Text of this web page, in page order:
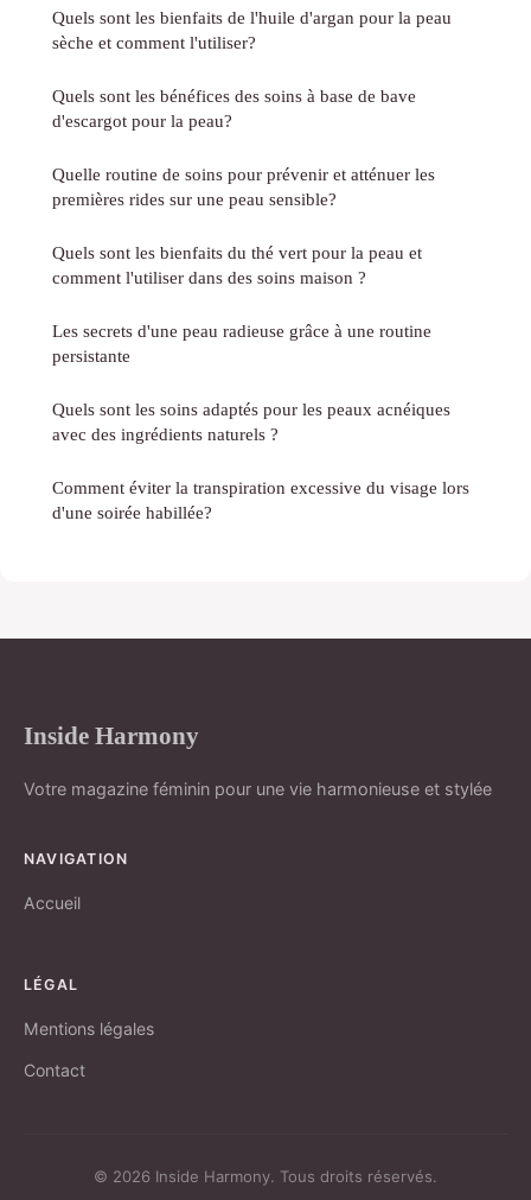
Quels sont les bienfaits de l'huile d'argan pour la peau
sèche et comment l'utiliser?
Quels sont les bénéfices des soins à base de bave
d'escargot pour la peau?
Quelle routine de soins pour prévenir et atténuer les
premières rides sur une peau sensible?
Quels sont les bienfaits du thé vert pour la peau et
comment l'utiliser dans des soins maison ?
Les secrets d'une peau radieuse grâce à une routine
persistante
Quels sont les soins adaptés pour les peaux acnéiques
avec des ingrédients naturels ?
Comment éviter la transpiration excessive du visage lors
d'une soirée habillée?
Inside Harmony
Votre magazine féminin pour une vie harmonieuse et stylée
NAVIGATION
Accueil
LÉGAL
Mentions légales
Contact
© 2026 Inside Harmony. Tous droits réservés.